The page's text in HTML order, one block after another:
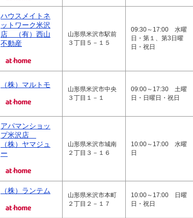
ハウスメイトネ
ットワーク米沢
店 （有）西山
不動産
山形県米沢市駅前
３丁目５－１５
09:30～17:00 水曜
日・第１、第3日曜
日・祝日
（株）マルトモ
山形県米沢市中央
３丁目１－１
09:00～17:30 土曜
日・日曜日・祝日
アパマンショッ
プ米沢店
（株）ヤマジュ
ー
山形県米沢市城南
２丁目３－１６
10:00～17:00 水曜
日
（株）ランテム
山形県米沢市本町
２丁目２－１７
10:00～17:00 日曜
日・祝日